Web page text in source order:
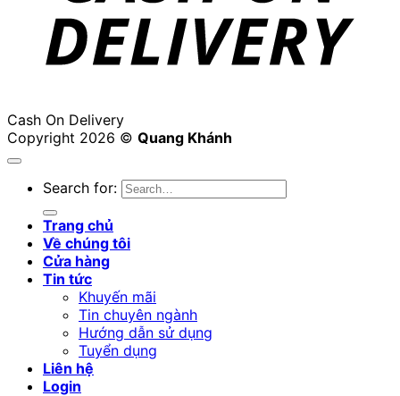
Cash On Delivery
Copyright 2026 © Quang Khánh
Search for:
Trang chủ
Về chúng tôi
Cửa hàng
Tin tức
Khuyến mãi
Tin chuyên ngành
Hướng dẫn sử dụng
Tuyển dụng
Liên hệ
Login